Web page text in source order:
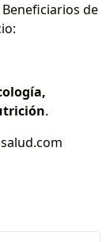
de
.